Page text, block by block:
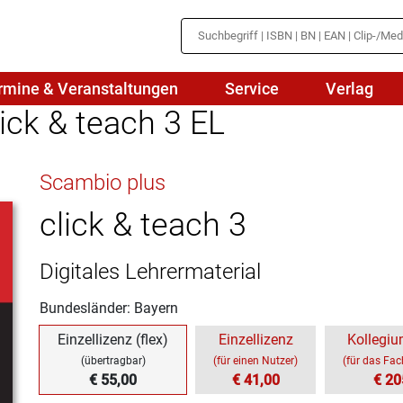
Medienbildung
Naturwissenschaften/NuT
Physik
Politik
Religion
Spanisch
& Veranstaltungen Service Verlag
& teach 3 EL
Scambio plus
click & teach 3
Digitales Lehrermaterial
Bundesländer: Bayern
Einzellizenz (flex)
(übertragbar)
€ 55,00
Einzellizenz
(für einen Nutzer)
€ 41,00
(für das
€